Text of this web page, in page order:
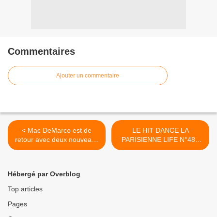
Commentaires
Ajouter un commentaire
< Mac DeMarco est de
retour avec deux nouveaux
titres !
LE HIT DANCE LA
PARISIENNE LIFE N°48 -
10 FEVRIER 2017 >
Hébergé par Overblog
Top articles
Pages